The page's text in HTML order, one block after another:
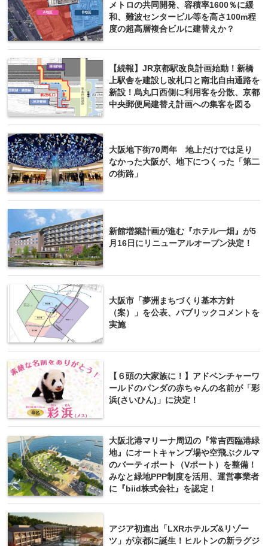
メトロの共同開発、容積率1600％に緩
和、難波センタービル等を高さ100m程
度の超高層複合ビルに建替えか？
【続報】JR京都駅改良計画始動！新橋
上駅舎を建設し改札口と南北自由通路を
新設！烏丸口西側に利用客を分散、京都
中央郵便局建替え計画への集客を図る
大阪地下街70周年 地上だけでは足り
なかった大阪が、地下につくった「第二
の街路」
新館増築計画が進む『ホテル一畑』が5
月16日にリニューアルオープン決定！
大阪市「夢洲まちづくり基本方針
（案）」を公表、パブリックコメントを
実施
【６頭の大家族に！】アドベンチャーワ
ールドのパンダの赤ちゃんの名前が「彩
浜(さいひん)」に決定！
大阪北港マリーナ周辺の『常吉西臨港緑
地』にオートキャンプ場や空飛ぶクルマ
のバーティポート（Vポート）を整備！
みなと緑地PPP制度を活用、運営事業者
に『biid株式会社』を認定！
アジア初進出「LXRホテルズ&リゾー
ツ」が京都に誕生！ヒルトンの新ラグジ